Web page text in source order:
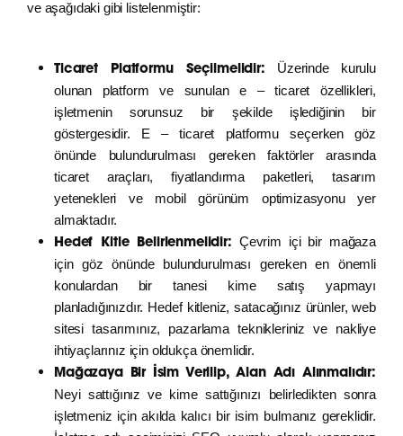
ve aşağıdaki gibi listelenmiştir:
Ticaret Platformu Seçilmelidir: Üzerinde kurulu
olunan platform ve sunulan e – ticaret özellikleri,
işletmenin sorunsuz bir şekilde işlediğinin bir
göstergesidir. E – ticaret platformu seçerken göz
önünde bulundurulması gereken faktörler arasında
ticaret araçları, fiyatlandırma paketleri, tasarım
yetenekleri ve mobil görünüm optimizasyonu yer
almaktadır.
Hedef Kitle Belirlenmelidir: Çevrim içi bir mağaza
için göz önünde bulundurulması gereken en önemli
konulardan bir tanesi kime satış yapmayı
planladığınızdır. Hedef kitleniz, satacağınız ürünler, web
sitesi tasarımınız, pazarlama teknikleriniz ve nakliye
ihtiyaçlarınız için oldukça önemlidir.
Mağazaya Bir İsim Verilip, Alan Adı Alınmalıdır:
Neyi sattığınız ve kime sattığınızı belirledikten sonra
işletmeniz için akılda kalıcı bir isim bulmanız gereklidir.